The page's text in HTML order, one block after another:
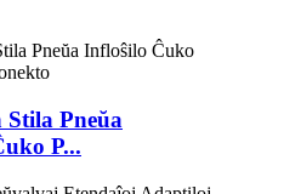
Stila Pneŭa
P...